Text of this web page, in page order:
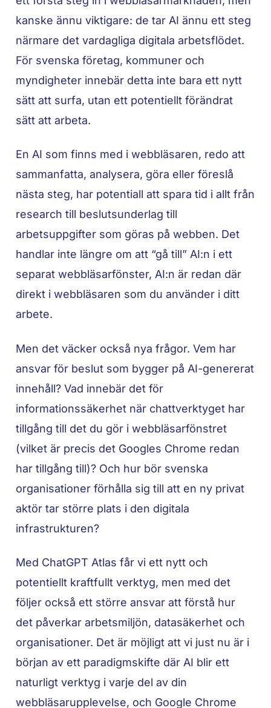
kanske ännu viktigare: de tar AI ännu ett steg
närmare det vardagliga digitala arbetsflödet.
För svenska företag, kommuner och
myndigheter innebär detta inte bara ett nytt
sätt att surfa, utan ett potentiellt förändrat
sätt att arbeta.
En AI som finns med i webbläsaren, redo att
sammanfatta, analysera, göra eller föreslå
nästa steg, har potentiall att spara tid i allt från
research till beslutsunderlag till
arbetsuppgifter som göras på webben. Det
handlar inte längre om att “gå till” AI:n i ett
separat webbläsarfönster, AI:n är redan där
direkt i webbläsaren som du använder i ditt
arbete.
Men det väcker också nya frågor. Vem har
ansvar för beslut som bygger på AI-genererat
innehåll? Vad innebär det för
informationssäkerhet när chattverktyget har
tillgång till det du gör i webbläsarfönstret
(vilket är precis det Googles Chrome redan
har tillgång till)? Och hur bör svenska
organisationer förhålla sig till att en ny privat
aktör tar större plats i den digitala
infrastrukturen?
Med ChatGPT Atlas får vi ett nytt och
potentiellt kraftfullt verktyg, men med det
följer också ett större ansvar att förstå hur
det påverkar arbetsmiljön, datasäkerhet och
organisationer. Det är möjligt att vi just nu är i
början av ett paradigmskifte där AI blir ett
naturligt verktyg i varje del av din
webbläsarupplevelse, och Google Chrome